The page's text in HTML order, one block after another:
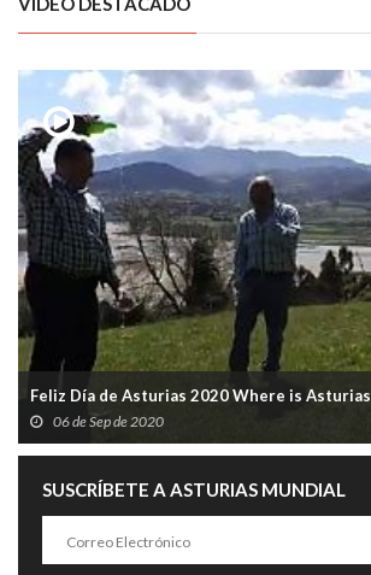
Feliz Día de Asturias 2020 Where is Asturias
06 de Sep de 2020
SUSCRÍBETE A ASTURIAS MUNDIAL